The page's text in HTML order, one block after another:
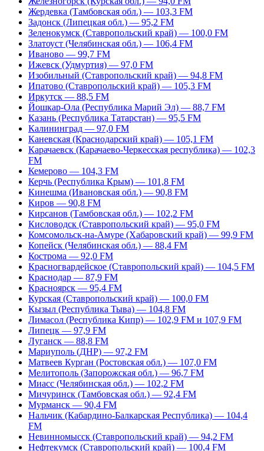
Жердевка (Тамбовская обл.) — 103,3 FM
Задонск (Липецкая обл.) — 95,2 FM
Зеленокумск (Ставропольский край) — 100,0 FM
Златоуст (Челябинская обл.) — 106,4 FM
Иваново — 99,7 FM
Ижевск (Удмуртия) — 97,0 FM
Изобильный (Ставропольский край) — 94,8 FM
Ипатово (Ставропольский край) — 105,3 FM
Иркутск — 88,5 FM
Йошкар-Ола (Республика Марий Эл) — 88,7 FM
Казань (Республика Татарстан) — 95,5 FM
Калининград — 97,0 FM
Каневская (Краснодарский край) — 105,1 FM
Карачаевск (Карачаево-Черкесская республика) — 102,3
FM
Кемерово — 104,3 FM
Керчь (Республика Крым) — 101,8 FM
Кинешма (Ивановская обл.) — 90,8 FM
Киров — 90,8 FM
Кирсанов (Тамбовская обл.) — 102,2 FM
Кисловодск (Ставропольский край) — 95,0 FM
Комсомольск-на-Амуре (Хабаровский край) — 99,9 FM
Копейск (Челябинская обл.) — 88,4 FM
Кострома — 92,0 FM
Красногвардейское (Ставропольский край) — 104,5 FM
Краснодар — 87,9 FM
Красноярск — 95,4 FM
Курская (Ставропольский край) — 100,0 FM
Кызыл (Республика Тыва) — 104,8 FM
Лимасол (Республика Кипр) — 102,9 FM и 107,9 FM
Липецк — 97,9 FM
Луганск — 88,8 FM
Мариуполь (ДНР) — 97,2 FM
Матвеев Курган (Ростовская обл.) — 107,0 FM
Мелитополь (Запорожская обл.) — 96,7 FM
Миасс (Челябинская обл.) — 102,2 FM
Мичуринск (Тамбовская обл.) — 92,4 FM
Мурманск — 90,4 FM
Нальчик (Кабардино-Балкарская Республика) — 104,4
FM
Невинномысск (Ставропольский край) — 94,2 FM
Нефтекумск (Ставропольский край) — 100,4 FM